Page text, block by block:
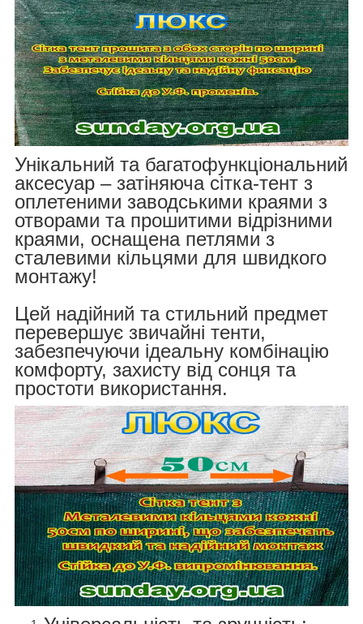
Унікальний та багатофункціональний
аксесуар – затіняюча сітка-тент з
оплетеними заводськими краями з
отворами та прошитими відрізними
краями, оснащена петлями з
сталевими кільцями для швидкого
монтажу!
Цей надійний та стильний предмет
перевершує звичайні тенти,
забезпечуючи ідеальну комбінацію
комфорту, захисту від сонця та
простоти використання.